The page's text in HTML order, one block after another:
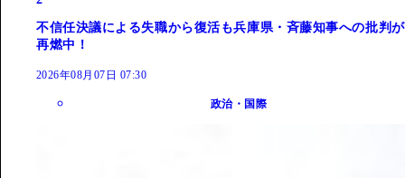
不信任決議による失職から復活も兵庫県・斉藤知事への批判が
再燃中！
2026年08月07日 07:30
政治・国際